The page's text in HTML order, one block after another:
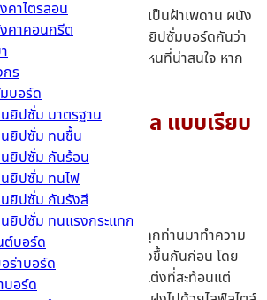
คาไตรลอน
คาคอนกรีต
ร
บอร์ด
ยิปซั่ม มาตรฐาน
ยิปซั่ม ทนชื้น
ยิปซั่ม กันร้อน
ยิปซั่ม ทนไฟ
ยิปซั่ม กันรังสี
ยิปซั่ม ทนแรงกระแทก
ต์บอร์ด
ร่าบอร์ด
บอร์ด
หาวัสดุตกแต่งบ้าน ไม่ว่าจะเป็นฝ้าเพดาน ผนัง
ะพามาดูวิธีการใช้งานแผ่นยิปซั่มบอร์ดกันว่า
มบัติเด่นอะไรบ้าง มีรุ่นไหนที่น่าสนใจ หาก
ปพร้อมกันได้เลยที่นี่ !
งบ้านสไตล์มินิมอล แบบเรียบ
ง่าย
ปข้างต้น หัวข้อนี้เราจะพาทุกท่านมาทำความ
ต่งสไตล์มินิมอล
ให้มากยิ่งขึ้นกันก่อน โดย
ได้เป็นเพียงสไตล์การตกแต่งที่สะท้อนแต่